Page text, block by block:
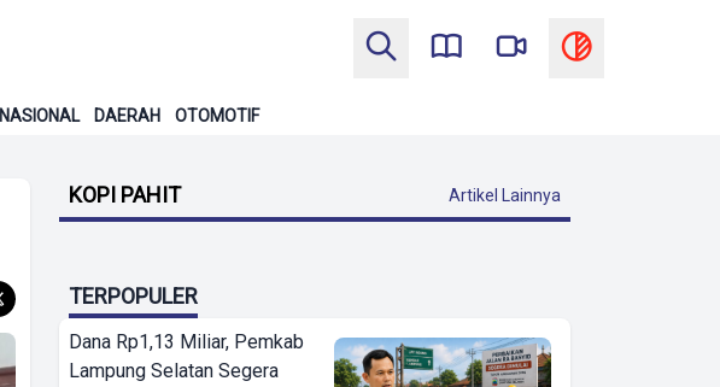
NASIONAL DAERAH OTOMOTIF
KOPI PAHIT Artikel Lainnya
TERPOPULER
Dana Rp1,13 Miliar, Pemkab
Lampung Selatan Segera